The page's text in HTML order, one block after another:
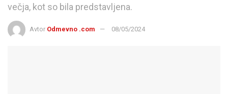
večja, kot so bila predstavljena.
Avtor Odmevno .com 08/05/2024